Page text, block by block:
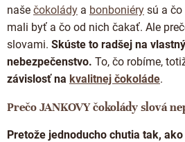
naše čokolády a bonboniéry sú a čo
mali byť a čo od nich čakať. Ale
slovami. Skúste to radšej na
nebezpečenstvo. To, čo robíme,
závislosť na kvalitnej čokoláde.
Prečo JANKOVY čokolády slová
Pretože jednoducho chutia tak,